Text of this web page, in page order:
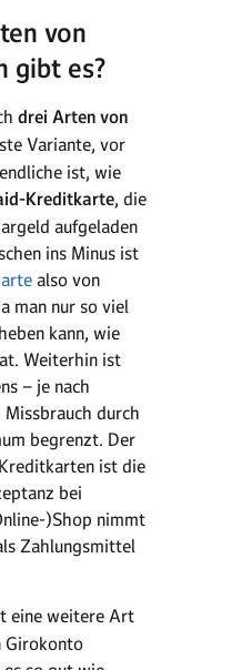
von
gibt es?
drei Arten von
Variante, vor
ist, wie
Kreditkarte, die
aufgeladen
ins Minus ist
also von
man nur so viel
kann, wie
Weiterhin ist
– je nach
durch
begrenzt. Der
ist die
bei
)Shop nimmt
Zahlungsmittel
eine weitere Art
Girokonto